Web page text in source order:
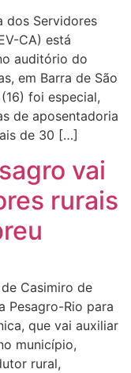
dos Servidores
CA) está
auditório do
em Barra de São
foi especial,
de aposentadoria
de 30 […]
vai
rurais
Casimiro de
Pesagro-Rio para
que vai auxiliar
município,
rural,